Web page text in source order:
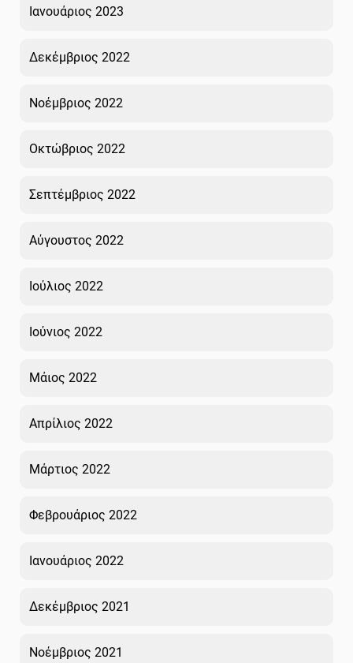
Ιανουάριος 2023
Δεκέμβριος 2022
Νοέμβριος 2022
Οκτώβριος 2022
Σεπτέμβριος 2022
Αύγουστος 2022
Ιούλιος 2022
Ιούνιος 2022
Μάιος 2022
Απρίλιος 2022
Μάρτιος 2022
Φεβρουάριος 2022
Ιανουάριος 2022
Δεκέμβριος 2021
Νοέμβριος 2021